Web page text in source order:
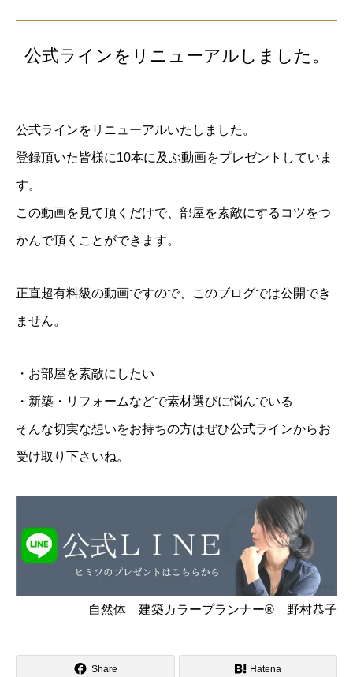
公式ラインをリニューアルしました。
公式ラインをリニューアルいたしました。
登録頂いた皆様に10本に及ぶ動画をプレゼントしていま
す。
この動画を見て頂くだけで、部屋を素敵にするコツをつ
かんで頂くことができます。
正直超有料級の動画ですので、このブログでは公開でき
ません。
・お部屋を素敵にしたい
・新築・リフォームなどで素材選びに悩んでいる
そんな切実な想いをお持ちの方はぜひ公式ラインからお
受け取り下さいね。
自然体 建築カラープランナー® 野村恭子
Share Hatena